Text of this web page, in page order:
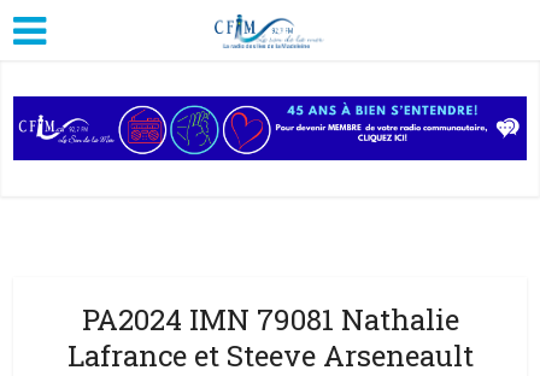
PA2024 IMN 79081 Nathalie
Lafrance et Steeve Arseneault